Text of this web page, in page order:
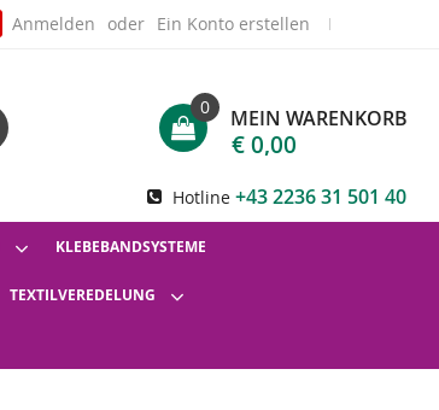
Anmelden Ein Konto erstellen
MEIN WARENKORB
0
€ 0,00
Hotline +43 2236 31 501 40
KLEBEBANDSYSTEME
TEXTILVEREDELUNG